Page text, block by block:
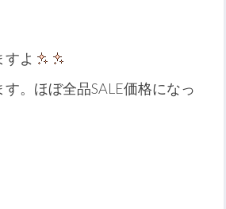
よ
。ほぼ全品SALE価格になっ